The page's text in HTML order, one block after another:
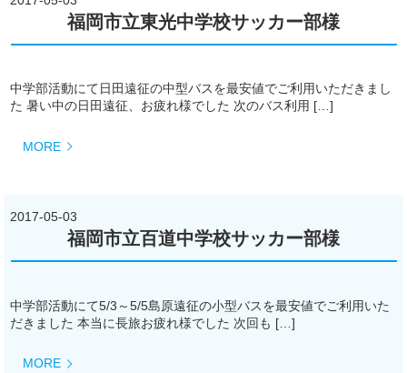
福岡市立東光中学校サッカー部様
中学部活動にて日田遠征の中型バスを最安値でご利用いただきまし
た 暑い中の日田遠征、お疲れ様でした 次のバス利用 […]
MORE
2017-05-03
福岡市立百道中学校サッカー部様
中学部活動にて5/3～5/5島原遠征の小型バスを最安値でご利用いた
だきました 本当に長旅お疲れ様でした 次回も […]
MORE